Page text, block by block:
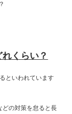
くらい？
といわれています
どの対策を怠ると長